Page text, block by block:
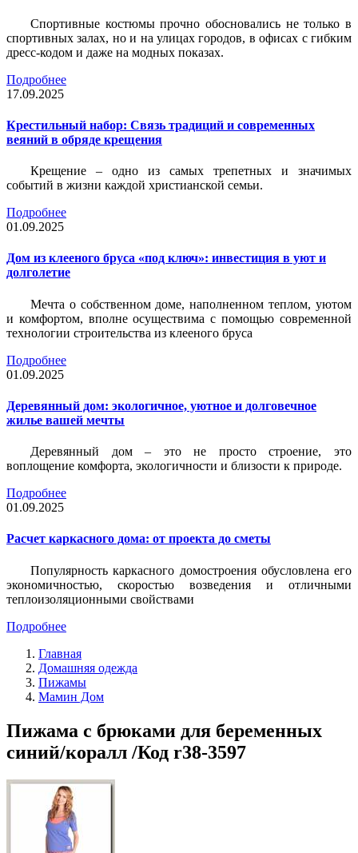
Спортивные костюмы прочно обосновались не только в
спортивных залах, но и на улицах городов, в офисах с гибким
дресс-кодом и даже на модных показах.
Подробнее
17.09.2025
Крестильный набор: Связь традиций и современных
веяний в обряде крещения
Крещение – одно из самых трепетных и значимых
событий в жизни каждой христианской семьи.
Подробнее
01.09.2025
Дом из клееного бруса «под ключ»: инвестиция в уют и
долголетие
Мечта о собственном доме, наполненном теплом, уютом
и комфортом, вполне осуществима с помощью современной
технологии строительства из клееного бруса
Подробнее
01.09.2025
Деревянный дом: экологичное, уютное и долговечное
жилье вашей мечты
Деревянный дом – это не просто строение, это
воплощение комфорта, экологичности и близости к природе.
Подробнее
01.09.2025
Расчет каркасного дома: от проекта до сметы
Популярность каркасного домостроения обусловлена его
экономичностью, скоростью возведения и отличными
теплоизоляционными свойствами
Подробнее
Главная
Домашняя одежда
Пижамы
Мамин Дом
Пижама с брюками для беременных
синий/коралл /Код r38-3597